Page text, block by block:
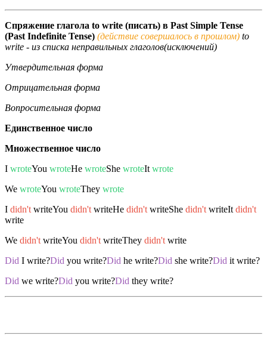
Спряжение глагола to write (писать) в Past Simple Tense
(Past Indefinite Tense) (действие совершалось в прошлом) to
write - из списка неправильных глаголов(исключений)
Утвердительная форма
Отрицательная форма
Вопросительная форма
Единственное число
Множественное число
I wroteYou wroteHe wroteShe wroteIt wrote
We wroteYou wroteThey wrote
I didn't writeYou didn't writeHe didn't writeShe didn't writeIt didn't
write
We didn't writeYou didn't writeThey didn't write
Did I write?Did you write?Did he write?Did she write?Did it write?
Did we write?Did you write?Did they write?